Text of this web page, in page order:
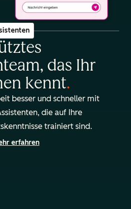
das Ihr
kennt.
besser und schneller mit
die auf Ihre
trainiert sind.
erfahren